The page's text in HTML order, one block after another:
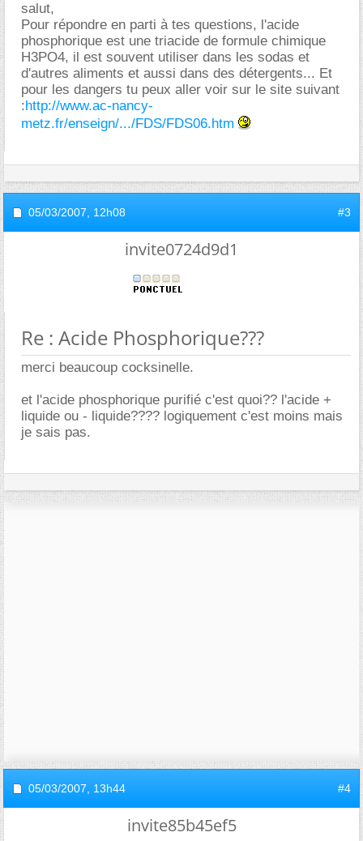
salut,
Pour répondre en parti à tes questions, l'acide
phosphorique est une triacide de formule chimique
H3PO4, il est souvent utiliser dans les sodas et
d'autres aliments et aussi dans des détergents... Et
pour les dangers tu peux aller voir sur le site suivant
:http://www.ac-nancy-
metz.fr/enseign/.../FDS/FDS06.htm
05/03/2007, 12h08 #3
invite0724d9d1
Re : Acide Phosphorique???
merci beaucoup cocksinelle.
et l'acide phosphorique purifié c'est quoi?? l'acide +
liquide ou - liquide???? logiquement c'est moins mais
je sais pas.
05/03/2007, 13h44 #4
invite85b45ef5